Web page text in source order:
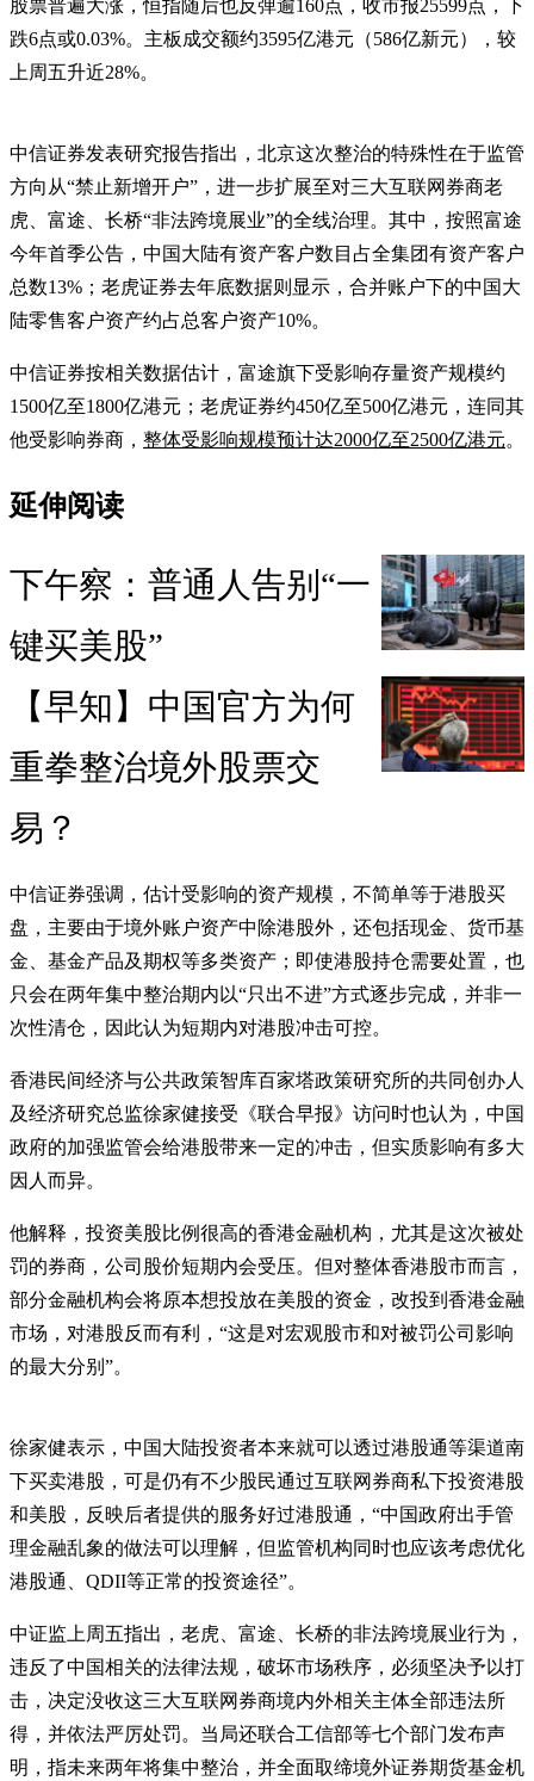
股票普遍大涨，恒指随后也反弹逾160点，收市报25599点，下
跌6点或0.03%。主板成交额约3595亿港元（586亿新元），较
上周五升近28%。
中信证券发表研究报告指出，北京这次整治的特殊性在于监管
方向从“禁止新增开户”，进一步扩展至对三大互联网券商老
虎、富途、长桥“非法跨境展业”的全线治理。其中，按照富途
今年首季公告，中国大陆有资产客户数目占全集团有资产客户
总数13%；老虎证券去年底数据则显示，合并账户下的中国大
陆零售客户资产约占总客户资产10%。
中信证券按相关数据估计，富途旗下受影响存量资产规模约
1500亿至1800亿港元；老虎证券约450亿至500亿港元，连同其
他受影响券商， 整体受影响规模预计达2000亿至2500亿港元。
延伸阅读
下午察：普通人告别“一
键买美股”
【早知】中国官方为何
重拳整治境外股票交
易？
中信证券强调，估计受影响的资产规模，不简单等于港股买
盘，主要由于境外账户资产中除港股外，还包括现金、货币基
金、基金产品及期权等多类资产；即使港股持仓需要处置，也
只会在两年集中整治期内以“只出不进”方式逐步完成，并非一
次性清仓，因此认为短期内对港股冲击可控。
香港民间经济与公共政策智库百家塔政策研究所的共同创办人
及经济研究总监徐家健接受《联合早报》访问时也认为，中国
政府的加强监管会给港股带来一定的冲击，但实质影响有多大
因人而异。
他解释，投资美股比例很高的香港金融机构，尤其是这次被处
罚的券商，公司股价短期内会受压。但对整体香港股市而言，
部分金融机构会将原本想投放在美股的资金，改投到香港金融
市场，对港股反而有利，“这是对宏观股市和对被罚公司影响
的最大分别”。
徐家健表示，中国大陆投资者本来就可以透过港股通等渠道南
下买卖港股，可是仍有不少股民通过互联网券商私下投资港股
和美股，反映后者提供的服务好过港股通，“中国政府出手管
理金融乱象的做法可以理解，但监管机构同时也应该考虑优化
港股通、QDII等正常的投资途径”。
中证监上周五指出，老虎、富途、长桥的非法跨境展业行为，
违反了中国相关的法律法规，破坏市场秩序，必须坚决予以打
击，决定没收这三大互联网券商境内外相关主体全部违法所
得，并依法严厉处罚。当局还联合工信部等七个部门发布声
明，指未来两年将集中整治，并全面取缔境外证券期货基金机